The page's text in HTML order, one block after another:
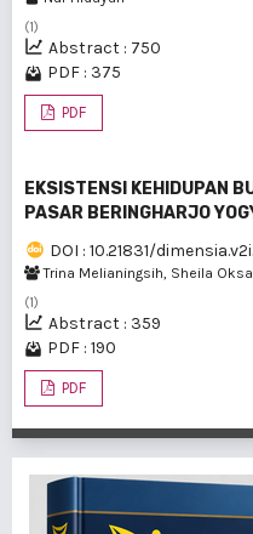
(1)
Abstract : 750
PDF : 375
PDF
EKSISTENSI KEHIDUPAN
PASAR BERINGHARJO
DOI : 10.21831/
Trina Melianingsih, Sheila
(1)
Abstract : 359
PDF : 190
PDF